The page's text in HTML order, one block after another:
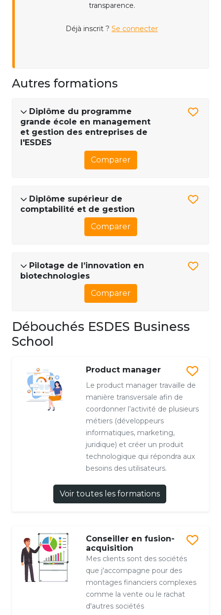
transparence.
Déjà inscrit ? Se connecter
Autres formations
Diplôme du programme
grande école en management
et gestion des entreprises de
l'ESDES
Comparer
Diplôme supérieur de
comptabilité et de gestion
Comparer
Pilotage de l’innovation en
biotechnologies
Comparer
Débouchés ESDES Business
School
Product manager
Le product manager travaille de
manière transversale afin de
coordonner l’activité de plusieurs
métiers (développeurs
informatiques, marketing,
juridique) et créer un produit
technologique qui répondra aux
besoins des utilisateurs.
Voir toutes les formations
Conseiller en fusion-
acquisition
Mes clients sont des sociétés
que j'accompagne pour des
montages financiers complexes
comme la vente ou le rachat
d'autres sociétés